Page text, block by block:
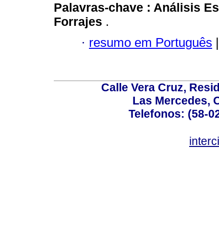
Palavras-chave : Análisis
Forrajes .
· resumo em Português |
Calle Vera Cruz,
Las Mercedes,
Telefonos: (58-